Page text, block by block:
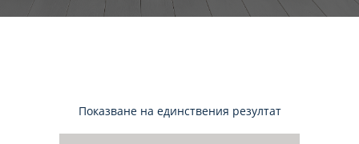
Показване на единствения резултат